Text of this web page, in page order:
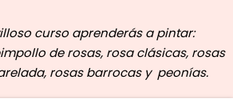
curso aprenderás a pintar:
de rosas, rosa clásicas, rosas
rosas barrocas y peonías.